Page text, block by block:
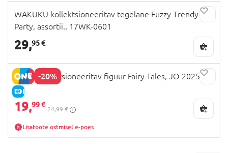
WAKUKU kollektsioneeritav tegelane Fuzzy Trendy Fun
Party, assortii., 17WK-0601
29,95 €
-20%
E-HIND
Q.KID kollektsioneeritav figuur Fairy Tales, JO-2025023
19,99 €
24,99 €
Lisatoote ostmisel e-poes